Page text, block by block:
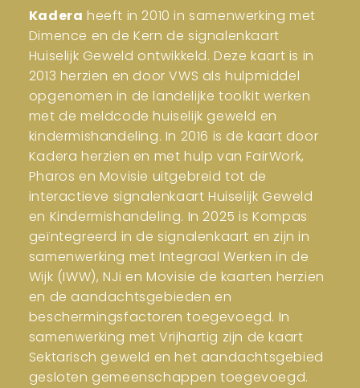
Kadera heeft in 2010 in samenwerking met
Dimence en de Kern de signalenkaart
Huiselijk Geweld ontwikkeld. Deze kaart is in
2013 herzien en door VWS als hulpmiddel
opgenomen in de landelijke toolkit werken
met de meldcode huiselijk geweld en
kindermishandeling. In 2016 is de kaart door
Kadera herzien en met hulp van FairWork,
Pharos en Movisie uitgebreid tot de
interactieve signalenkaart Huiselijk Geweld
en Kindermishandeling. In 2025 is Kompas
geïntegreerd in de signalenkaart en zijn in
samenwerking met Integraal Werken in de
Wijk (IWW), NJi en Movisie de kaarten herzien
en de aandachtsgebieden en
beschermingsfactoren toegevoegd. In
samenwerking met Vrijhartig zijn de kaart
Sektarisch geweld en het aandachtsgebied
gesloten gemeenschappen toegevoegd.